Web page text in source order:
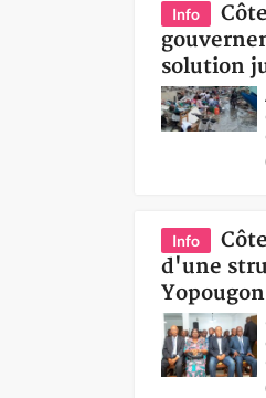
Info
solution
Info
d'une